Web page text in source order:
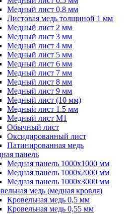
Медный лист 0,8 мм
Листовая медь толщиной 1 мм
Медный лист 2 мм
Медный лист 3 мм
Медный лист 4 мм
Медный лист 5 мм
Медный лист 6 мм
Медный лист 7 мм
Медный лист 8 мм
Медный лист 9 мм
Медный лист (10 мм)
Медный лист 1.5 мм
Медный лист М1
Обычный лист
Оксидированный лист
Патинированная медь
панель
Медная панель 1000x1000 мм
Медная панель 1000x2000 мм
Медная панель 1000x3000 мм
медь (медная кровля)
Кровельная медь 0,5 мм
Кровельная медь 0,55 мм